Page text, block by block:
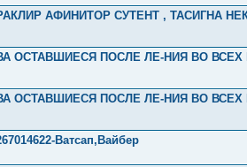
АФИНИТОР СУТЕНТ , ТАСИГНА
ОСТАВШИЕСЯ ПОСЛЕ ЛЕ-НИЯ ВО ВСЕХ
ОСТАВШИЕСЯ ПОСЛЕ ЛЕ-НИЯ ВО ВСЕХ
Ватсап,Вайбер